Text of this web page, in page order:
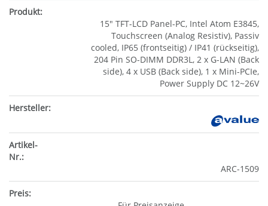
15" TFT-LCD Panel-PC, Intel Atom E3845,
Touchscreen (Analog Resistiv), Passiv
cooled, IP65 (frontseitig) / IP41 (rückseitig),
204 Pin SO-DIMM DDR3L, 2 x G-LAN (Back
side), 4 x USB (Back side), 1 x Mini-PCIe,
Power Supply DC 12~26V
ARC-1509